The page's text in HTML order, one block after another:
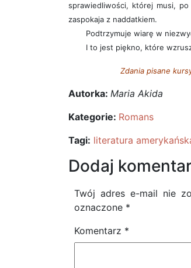
sprawiedliwości, której musi,
zaspokaja z naddatkiem.
Podtrzymuje wiarę w
I to jest piękno, które
Zdania pisane
Autorka: Maria Akida
Kategorie: Romans
Tagi: literatura
Dodaj
Twój adres e-mail nie
oznaczone *
Komentarz *